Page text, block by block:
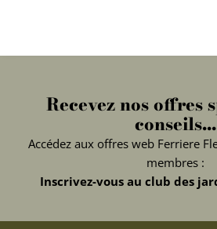
Recevez nos offres
conseils...
Accédez aux offres web Ferriere
membres :
Inscrivez-vous au club des